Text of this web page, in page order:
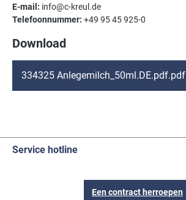
E-mail: info@c-kreul.de
Telefoonnummer: +49 95 45 925-0
Download
334325 Anlegemilch_50ml.DE.pdf.pdf
Service hotline
Een contract herroepen